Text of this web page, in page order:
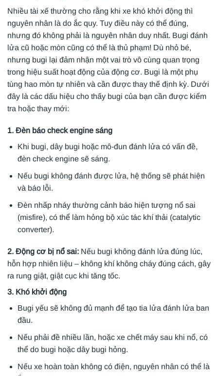
Nhiều tài xế thường cho rằng khi xe khó khởi động thì
nguyên nhân là do ắc quy. Tuy điều này có thể đúng,
nhưng đó không phải là nguyên nhân duy nhất. Bugi đánh
lửa cũ hoặc mòn cũng có thể là thủ phạm! Dù nhỏ bé,
nhưng bugi lại đảm nhận một vai trò vô cùng quan trọng
trong hiệu suất hoạt động của động cơ. Bugi là một phụ
tùng hao mòn tự nhiên và cần được thay thế định kỳ. Dưới
đây là các dấu hiệu cho thấy bugi của bạn cần được kiểm
tra hoặc thay mới:
1. Đèn báo check engine sáng
Khi bugi, dây bugi hoặc mô-đun đánh lửa có vấn đề,
đèn check engine sẽ sáng.
Nếu bugi không đánh được lửa, hệ thống sẽ phát hiện
và báo lỗi.
Đèn nhấp nháy thường cảnh báo hiện tượng nổ sai
(misfire), có thể làm hỏng bộ xúc tác khí thải (catalytic
converter).
2. Động cơ bị nổ sai: Nếu bugi không đánh lửa đúng lúc,
hỗn hợp nhiên liệu – không khí không cháy đúng cách, gây
ra rung giật, giật cục khi tăng tốc.
3. Khó khởi động
Bugi yếu sẽ không đủ mạnh để tạo tia lửa đánh lửa ban
đầu.
Nếu phải đề nhiều lần, hoặc xe chết máy sau khi nổ, có
thể do bugi hoặc dây bugi hỏng.
Nếu xe hoàn toàn không có điện, nguyên nhân có thể là